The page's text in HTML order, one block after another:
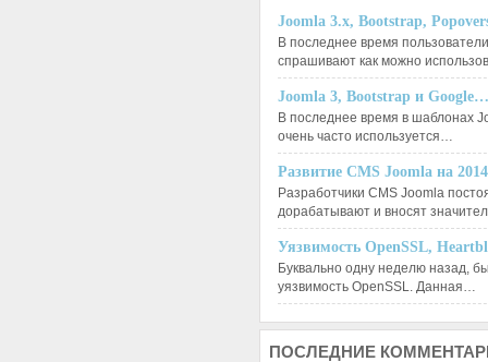
Joomla 3.x, Bootstrap,
В последнее время
спрашивают как можно
Joomla 3, Bootstrap и Google…
В последнее время в шаблонах
очень часто используется…
Развитие CMS Joomla на
Разработчики CMS Joomla
дорабатывают и вносят
Уязвимость OpenSSL,
Буквально одну неделю назад,
уязвимость OpenSSL. Данная…
ПОСЛЕДНИЕ